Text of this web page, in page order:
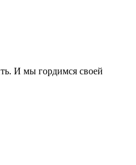
И мы гордимся своей